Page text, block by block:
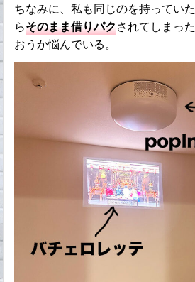
ちなみに、私も同じのを持ってい
らそのまま借りパクされてしまっ
おうか悩んでいる。